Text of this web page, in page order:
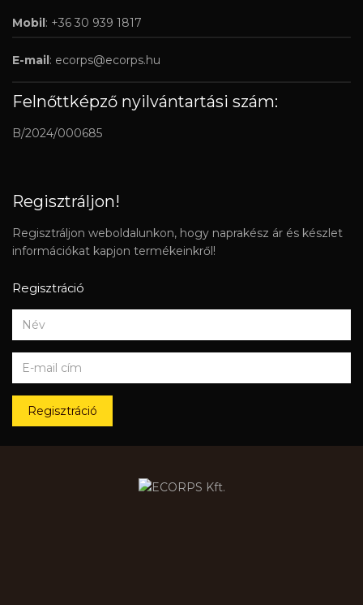
Mobil: +36 30 939 1817
E-mail: ecorps@ecorps.hu
Felnőttképző nyilvántartási szám:
B/2024/000685
Regisztráljon!
Regisztráljon weboldalunkon, hogy naprakész ár és készlet
információkat kapjon termékeinkről!
Regisztráció
Regisztráció